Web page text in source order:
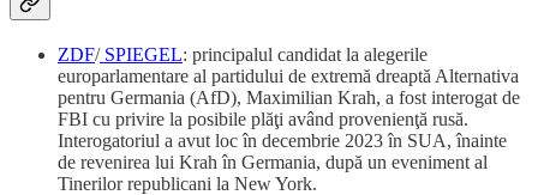
ZDF/SPIEGEL: principalul candidat la alegerile
europarlamentare al partidului de extremă dreaptă Alternativa
pentru Germania (AfD), Maximilian Krah, a fost interogat de
FBI cu privire la posibile plăţi având provenienţă rusă.
Interogatoriul a avut loc în decembrie 2023 în SUA, înainte
de revenirea lui Krah în Germania, după un eveniment al
Tinerilor republicani la New York.